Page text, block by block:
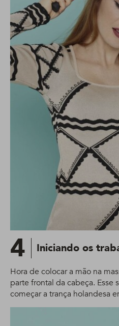
4 Iniciando os
Hora de colocar a mão na
parte frontal da cabeça. Esse
começar a trança holandesa